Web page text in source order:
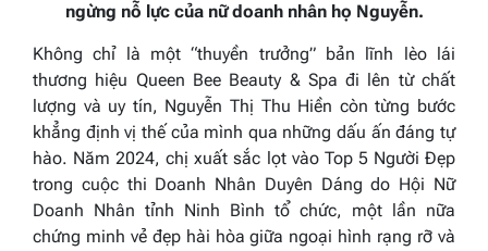
ngừng nỗ lực của nữ doanh nhân họ Nguyễn.
Không chỉ là một “thuyền trưởng” bản lĩnh lèo lái
thương hiệu Queen Bee Beauty & Spa đi lên từ chất
lượng và uy tín, Nguyễn Thị Thu Hiền còn từng bước
khẳng định vị thế của mình qua những dấu ấn đáng tự
hào. Năm 2024, chị xuất sắc lọt vào Top 5 Người Đẹp
trong cuộc thi Doanh Nhân Duyên Dáng do Hội Nữ
Doanh Nhân tỉnh Ninh Bình tổ chức, một lần nữa
chứng minh vẻ đẹp hài hòa giữa ngoại hình rạng rỡ và